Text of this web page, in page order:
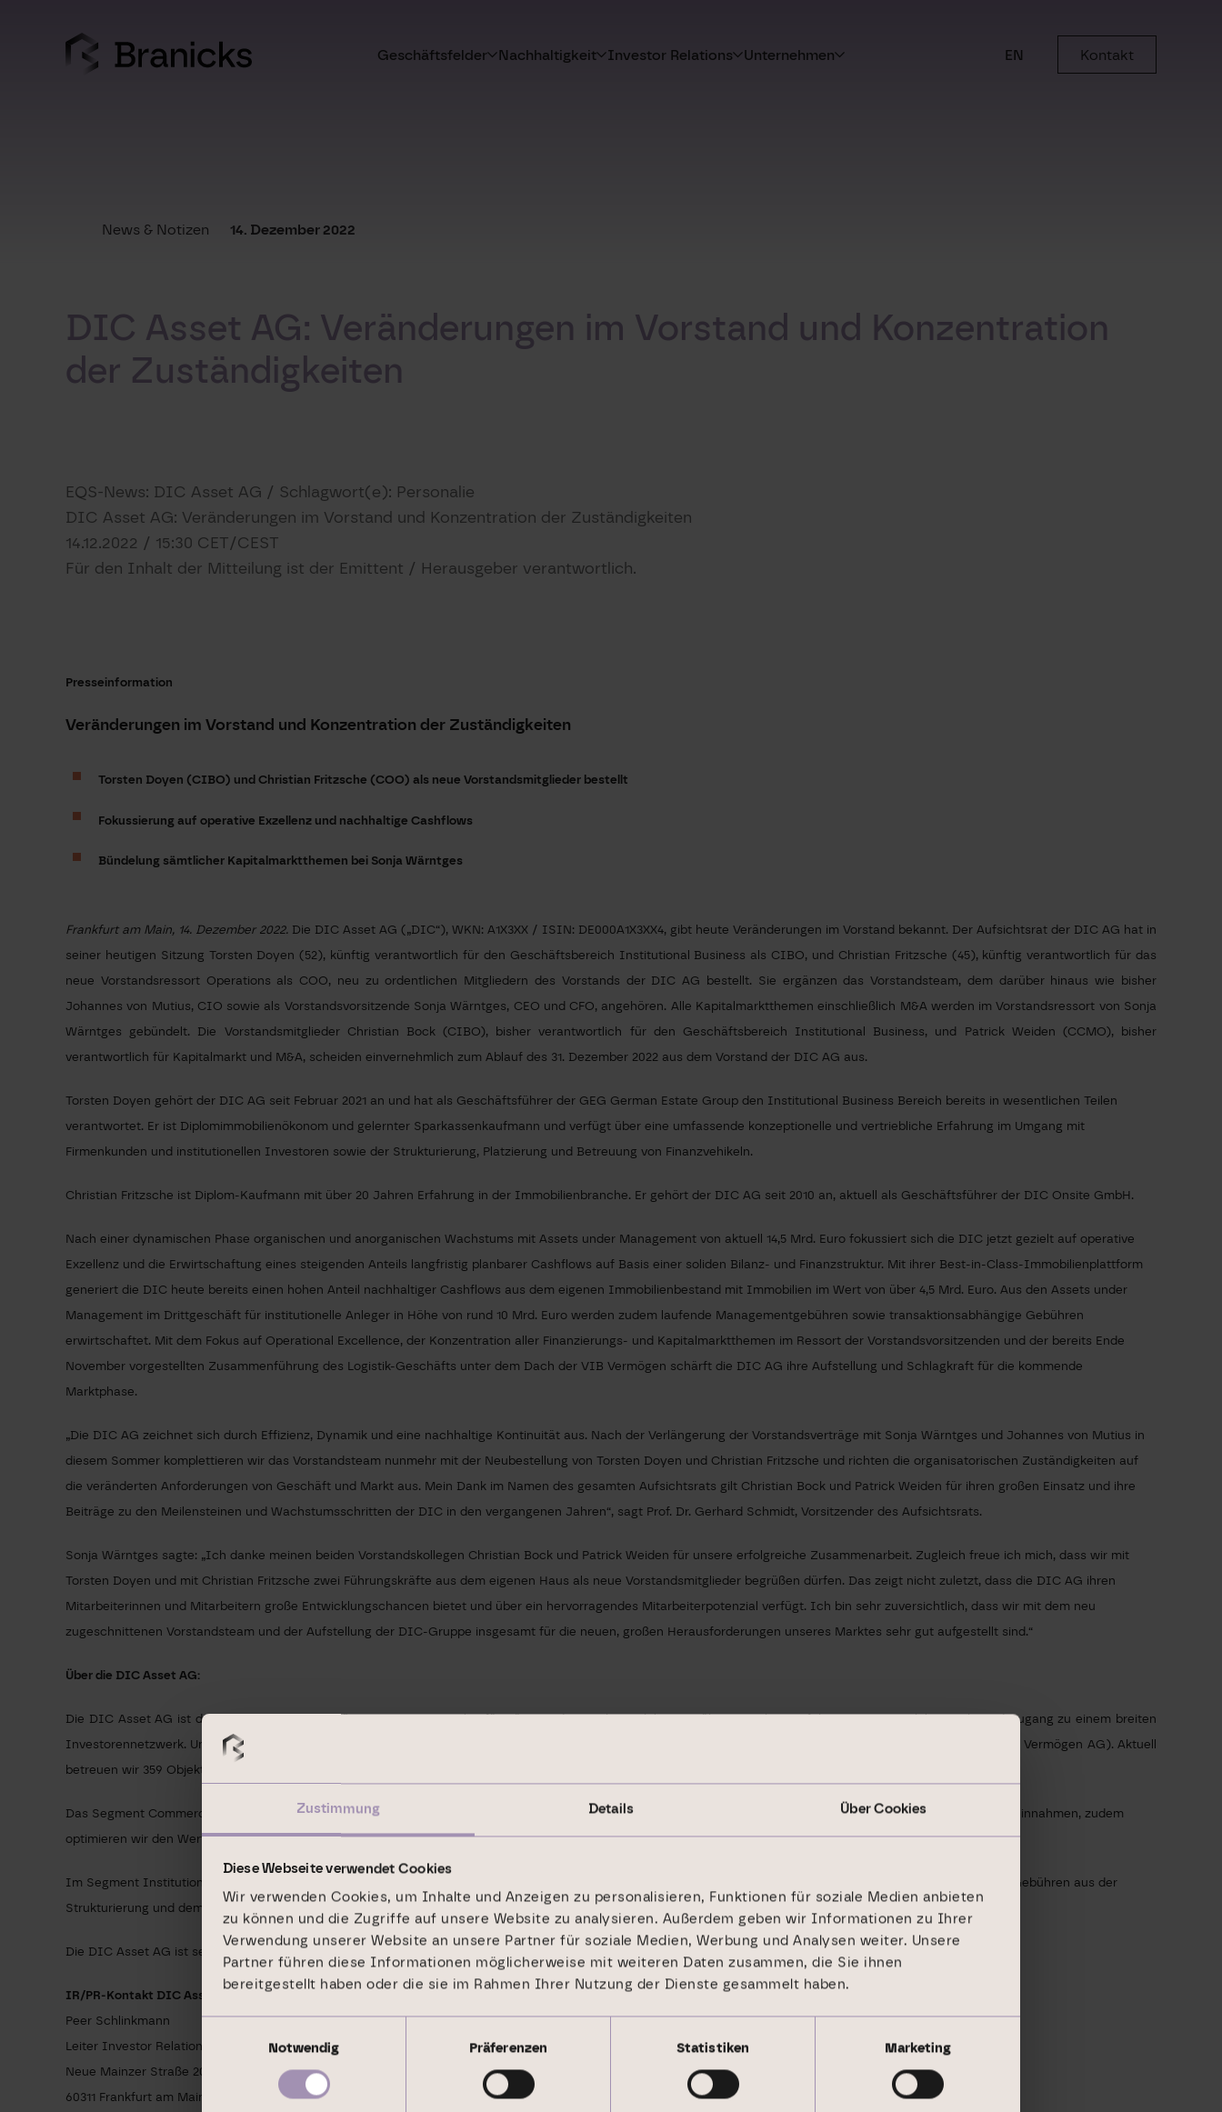
Zustimmung Details Über Cookies
Diese Webseite verwendet Cookies
Wir verwenden Cookies, um Inhalte und Anzeigen zu personalisieren, Funktionen für soziale Medien anbieten
zu können und die Zugriffe auf unsere Website zu analysieren. Außerdem geben wir Informationen zu Ihrer
Verwendung unserer Website an unsere Partner für soziale Medien, Werbung und Analysen weiter. Unsere
Partner führen diese Informationen möglicherweise mit weiteren Daten zusammen, die Sie ihnen
bereitgestellt haben oder die sie im Rahmen Ihrer Nutzung der Dienste gesammelt haben.
Notwendig
Präferenzen Statistiken Marketing
Geschäftsfelder Nachhaltigkeit Investor Relations Unternehmen EN Kontakt
News & Notizen 14. Dezember 2022
DIC Asset AG: Veränderungen im Vorstand und Konzentration
der Zuständigkeiten
EQS-News: DIC Asset AG / Schlagwort(e): Personalie
DIC Asset AG: Veränderungen im Vorstand und Konzentration der Zuständigkeiten
14.12.2022 / 15:30 CET/CEST
Für den Inhalt der Mitteilung ist der Emittent / Herausgeber verantwortlich.
Presseinformation
Veränderungen im Vorstand und Konzentration der Zuständigkeiten
Torsten Doyen (CIBO) und Christian Fritzsche (COO) als neue Vorstandsmitglieder bestellt
Fokussierung auf operative Exzellenz und nachhaltige Cashflows
Bündelung sämtlicher Kapitalmarktthemen bei Sonja Wärntges
Frankfurt am Main, 14. Dezember 2022. Die DIC Asset AG („DIC“), WKN: A1X3XX / ISIN: DE000A1X3XX4, gibt heute Veränderungen im Vorstand bekannt. Der Aufsichtsrat der DIC AG hat in
seiner heutigen Sitzung Torsten Doyen (52), künftig verantwortlich für den Geschäftsbereich Institutional Business als CIBO, und Christian Fritzsche (45), künftig verantwortlich für das
neue Vorstandsressort Operations als COO, neu zu ordentlichen Mitgliedern des Vorstands der DIC AG bestellt. Sie ergänzen das Vorstandsteam, dem darüber hinaus wie bisher
Johannes von Mutius, CIO sowie als Vorstandsvorsitzende Sonja Wärntges, CEO und CFO, angehören. Alle Kapitalmarktthemen einschließlich M&A werden im Vorstandsressort von Sonja
Wärntges gebündelt. Die Vorstandsmitglieder Christian Bock (CIBO), bisher verantwortlich für den Geschäftsbereich Institutional Business, und Patrick Weiden (CCMO), bisher
verantwortlich für Kapitalmarkt und M&A, scheiden einvernehmlich zum Ablauf des 31. Dezember 2022 aus dem Vorstand der DIC AG aus.
Torsten Doyen gehört der DIC AG seit Februar 2021 an und hat als Geschäftsführer der GEG German Estate Group den Institutional Business Bereich bereits in wesentlichen Teilen
verantwortet. Er ist Diplomimmobilienökonom und gelernter Sparkassenkaufmann und verfügt über eine umfassende konzeptionelle und vertriebliche Erfahrung im Umgang mit
Firmenkunden und institutionellen Investoren sowie der Strukturierung, Platzierung und Betreuung von Finanzvehikeln.
Christian Fritzsche ist Diplom-Kaufmann mit über 20 Jahren Erfahrung in der Immobilienbranche. Er gehört der DIC AG seit 2010 an, aktuell als Geschäftsführer der DIC Onsite GmbH.
Nach einer dynamischen Phase organischen und anorganischen Wachstums mit Assets under Management von aktuell 14,5 Mrd. Euro fokussiert sich die DIC jetzt gezielt auf operative
Exzellenz und die Erwirtschaftung eines steigenden Anteils langfristig planbarer Cashflows auf Basis einer soliden Bilanz- und Finanzstruktur. Mit ihrer Best-in-Class-Immobilienplattform
generiert die DIC heute bereits einen hohen Anteil nachhaltiger Cashflows aus dem eigenen Immobilienbestand mit Immobilien im Wert von über 4,5 Mrd. Euro. Aus den Assets under
Management im Drittgeschäft für institutionelle Anleger in Höhe von rund 10 Mrd. Euro werden zudem laufende Managementgebühren sowie transaktionsabhängige Gebühren
erwirtschaftet. Mit dem Fokus auf Operational Excellence, der Konzentration aller Finanzierungs- und Kapitalmarktthemen im Ressort der Vorstandsvorsitzenden und der bereits Ende
November vorgestellten Zusammenführung des Logistik-Geschäfts unter dem Dach der VIB Vermögen schärft die DIC AG ihre Aufstellung und Schlagkraft für die kommende
Marktphase.
„Die DIC AG zeichnet sich durch Effizienz, Dynamik und eine nachhaltige Kontinuität aus. Nach der Verlängerung der Vorstandsverträge mit Sonja Wärntges und Johannes von Mutius in
diesem Sommer komplettieren wir das Vorstandsteam nunmehr mit der Neubestellung von Torsten Doyen und Christian Fritzsche und richten die organisatorischen Zuständigkeiten auf
die veränderten Anforderungen von Geschäft und Markt aus. Mein Dank im Namen des gesamten Aufsichtsrats gilt Christian Bock und Patrick Weiden für ihren großen Einsatz und ihre
Beiträge zu den Meilensteinen und Wachstumsschritten der DIC in den vergangenen Jahren“, sagt Prof. Dr. Gerhard Schmidt, Vorsitzender des Aufsichtsrats.
Sonja Wärntges sagte: „Ich danke meinen beiden Vorstandskollegen Christian Bock und Patrick Weiden für unsere erfolgreiche Zusammenarbeit. Zugleich freue ich mich, dass wir mit
Torsten Doyen und mit Christian Fritzsche zwei Führungskräfte aus dem eigenen Haus als neue Vorstandsmitglieder begrüßen dürfen. Das zeigt nicht zuletzt, dass die DIC AG ihren
Mitarbeiterinnen und Mitarbeitern große Entwicklungschancen bietet und über ein hervorragendes Mitarbeiterpotenzial verfügt. Ich bin sehr zuversichtlich, dass wir mit dem neu
zugeschnittenen Vorstandsteam und der Aufstellung der DIC-Gruppe insgesamt für die neuen, großen Herausforderungen unseres Marktes sehr gut aufgestellt sind.“
Über die DIC Asset AG:
Die DIC Asset AG ist der führende deutsche börsennotierte Spezialist für Büro- und Logistikimmobilien mit über 20 Jahren Erfahrung am Immobilienmarkt und Zugang zu einem breiten
Investorennetzwerk. Unsere Basis bildet die überregionale und regionale Immobilienplattform mit neun Standorten in allen wichtigen deutschen Märkten (inkl. VIB Vermögen AG). Aktuell
betreuen wir 359 Objekte mit einem Marktwert von 14,5 Mrd. Euro onsite – wir sind präsent vor Ort, immer nah am Mieter und der Immobilie.
Das Segment Commercial Portfolio umfasst Immobilien im bilanziellen Eigenbestand. Hier erwirtschaften wir kontinuierliche Cashflows aus langfristig stabilen Mieteinnahmen, zudem
optimieren wir den Wert unserer Bestandsobjekte durch aktives Management und realisieren Gewinne durch Verkäufe.
Im Segment Institutional Business erzielen wir aus dem Angebot unserer Immobilien-Services für nationale und internationale institutionelle Investoren laufende Gebühren aus der
Strukturierung und dem Management von Investmentprodukten mit attraktiven Ausschüttungsrenditen.
Die DIC Asset AG ist seit Juni 2006 im SDAX notiert.
IR/PR-Kontakt DIC Asset AG:
Peer Schlinkmann
Leiter Investor Relations & Corporate Communications
Neue Mainzer Straße 20 • MainTor Primus
60311 Frankfurt am Main